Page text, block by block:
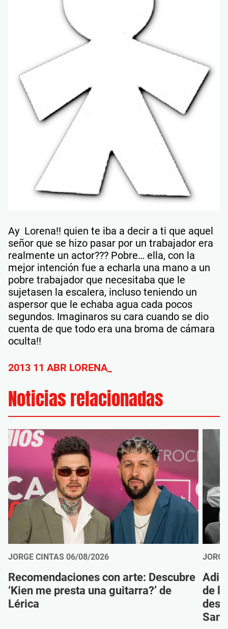
Ay Lorena!! quien te iba a decir a ti que aquel
señor que se hizo pasar por un trabajador era
realmente un actor??? Pobre… ella, con la
mejor intención fue a echarla una mano a un
pobre trabajador que necesitaba que le
sujetasen la escalera, incluso teniendo un
aspersor que le echaba agua cada pocos
segundos. Imaginaros su cara cuando se dio
cuenta de que todo era una broma de cámara
oculta!!
2013 11 ABR LORENA_
Noticias relacionadas
JORGE CINTAS 06/08/2026
Recomendaciones con arte: Descubre
‘Kien me presta una guitarra?’ de
Lérica
de
Sanz